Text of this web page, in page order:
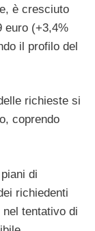
è cresciuto
euro (+3,4%
il profilo del
richieste si
coprendo
di
richiedenti
tentativo di